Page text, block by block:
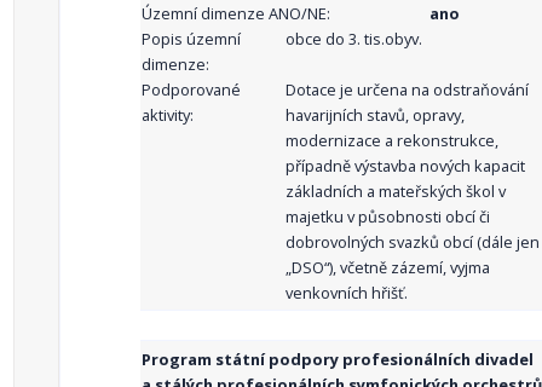
Územní dimenze ANO/NE:
ano
Popis územní
dimenze:
obce do 3. tis.obyv.
Podporované
aktivity:
Dotace je určena na odstraňování
havarijních stavů, opravy,
modernizace a rekonstrukce,
případně výstavba nových kapacit
základních a mateřských škol v
majetku v působnosti obcí či
dobrovolných svazků obcí (dále jen
„DSO“), včetně zázemí, vyjma
venkovních hřišť.
Program státní podpory profesionálních divadel